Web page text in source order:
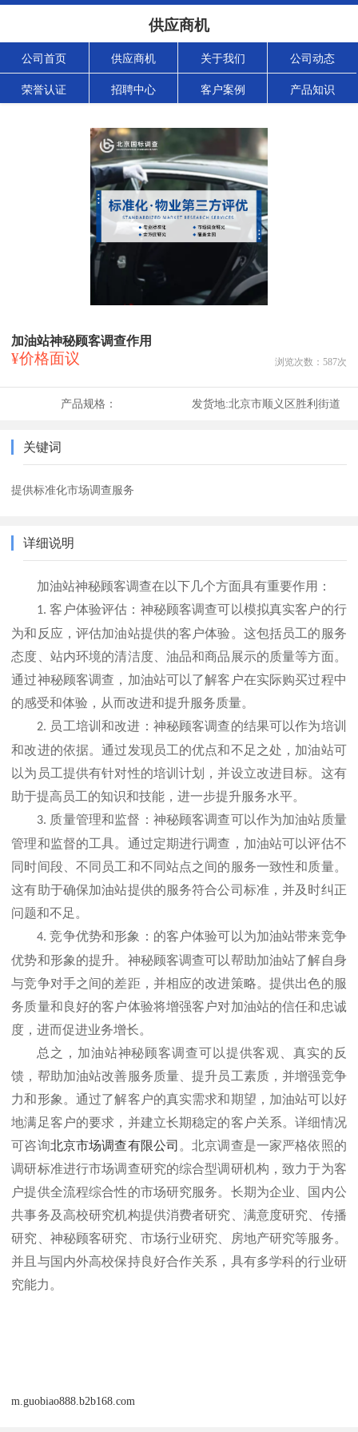
供应商机
公司首页 供应商机 关于我们 公司动态
荣誉认证 招聘中心 客户案例 产品知识
加油站神秘顾客调查作用
¥价格面议 浏览次数： 587次
产品规格： 发货地:北京市顺义区胜利街道
关键词
提供标准化市场调查服务
详细说明
加油站神秘顾客调查在以下几个方面具有重要作用：
1.客户体验评估：神秘顾客调查可以模拟真实客户的行
为和反应，评估加油站提供的客户体验。这包括员工的服务
态度、站内环境的清洁度、油品和商品展示的质量等方面。
通过神秘顾客调查，加油站可以了解客户在实际购买过程中
的感受和体验，从而改进和提升服务质量。
2. 员工培训和改进：神秘顾客调查的结果可以作为培训
和改进的依据。通过发现员工的优点和不足之处，加油站可
以为员工提供有针对性的培训计划，并设立改进目标。这有
助于提高员工的知识和技能，进一步提升服务水平。
3. 质量管理和监督：神秘顾客调查可以作为加油站质量
管理和监督的工具。通过定期进行调查，加油站可以评估不
同时间段、不同员工和不同站点之间的服务一致性和质量。
这有助于确保加油站提供的服务符合公司标准，并及时纠正
问题和不足。
4.竞争优势和形象：的客户体验可以为加油站带来竞争
优势和形象的提升。神秘顾客调查可以帮助加油站了解自身
与竞争对手之间的差距，并相应的改进策略。提供出色的服
务质量和良好的客户体验将增强客户对加油站的信任和忠诚
度，进而促进业务增长。
总之，加油站神秘顾客调查可以提供客观、真实的反
馈，帮助加油站改善服务质量、提升员工素质，并增强竞争
力和形象。通过了解客户的真实需求和期望，加油站可以好
地满足客户的要求，并建立长期稳定的客户关系。详细情况
可咨询北京市场调查有限公司 。北京调查是一家严格依照的
调研标准进行市场调查研究的综合型调研机构，致力于为客
户提供全流程综合性的市场研究服务。长期为企业、国内公
共事务及高校研究机构提供消费者研究、满意度研究、传播
研究、神秘顾客研究、市场行业研究、房地产研究等服务。
并且与国内外高校保持良好合作关系，具有多学科的行业研
究能力。
m.guobiao888.b2b168.com